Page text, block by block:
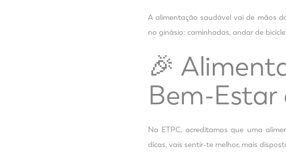
A alimentação saudável vai de mãos
no ginásio: caminhadas, andar de
🎉
Bem-Estar
Na ETPC, acreditamos que uma
dicas, vais sentir-te melhor, mais